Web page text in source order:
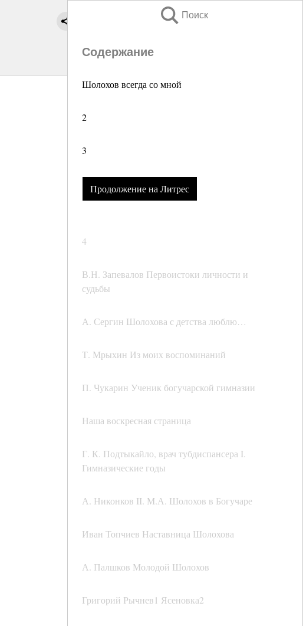
Поиск
Содержание
Шолохов всегда со мной
2
3
Продолжение на Литрес
4
В.Н. Запевалов Первоистоки личности и
судьбы
А. Сергин Шолохова с детства люблю…
Т. Мрыхин Из моих воспоминаний
П. Чукарин Ученик богучарской гимназии
Наша воскресная страница
Г. К. Подтыкайло, врач тубдиспансера I.
Гимназические годы
А. Никонков II. М.А. Шолохов в Богучаре
Иван Топчиев Наставница Шолохова
А. Палшков Молодой Шолохов
Григорий Рычнев1 Ясеновка2